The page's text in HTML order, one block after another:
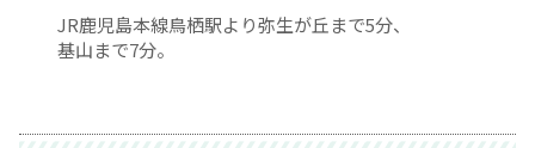
JR鹿児島本線鳥栖駅より弥生が丘まで5分、
基山まで7分。